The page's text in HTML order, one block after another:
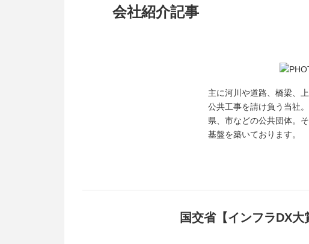
――――――――――――――――
当社には新築の社員寮が2棟あります。
社員同士の交流の場にもなっています。
家族や友人を招いて利用することもできま
――――――――――――――――
会社説明会や仕事体験も開催していますので
会社紹介記事
主に河川や道路、橋梁、
公共工事を請け負う当社
県、市などの公共団体。
基盤を築いております。
国交省【インフラDX